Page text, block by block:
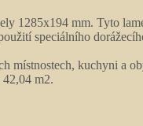
1285x194 mm. Tyto
speciálního
místnostech, kuchyni a
m2.